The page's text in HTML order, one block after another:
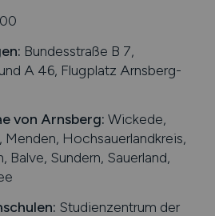
Bundesstraße B 7,
A 46, Flugplatz Arnsberg-
von Arnsberg: Wickede,
Menden, Hochsauerlandkreis,
Balve, Sundern, Sauerland,
Studienzentrum der